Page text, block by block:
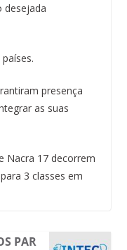
desejada
presença
as suas
Nacra 17 decorrem
3 classes em
PAR